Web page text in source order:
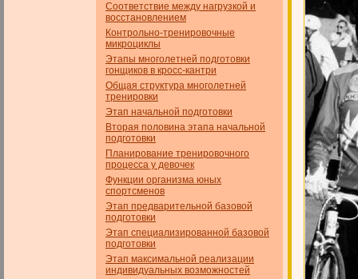
Соответствие между нагрузкой и
восстановлением
Контрольно-тренировочные
микроциклы
Этапы многолетней подготовки
гонщиков в кросс-кантри
Общая структура многолетней
тренировки
Этап начальной подготовки
Вторая половина этапа начальной
подготовки
Планирование тренировочного
процесса у девочек
Функции организма юных
спортсменов
Этап предварительной базовой
подготовки
Этап специализированной базовой
подготовки
Этап максимальной реализации
индивидуальных возможностей